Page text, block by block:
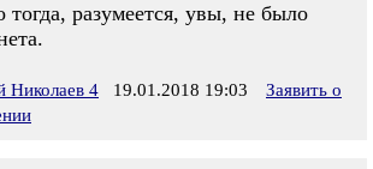
тогда, разумеется, увы, не было
Николаев 4 19.01.2018 19:03
Заявить о